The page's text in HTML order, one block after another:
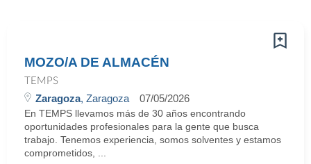
MOZO/A DE ALMACÉN
TEMPS
Zaragoza, Zaragoza 07/05/2026
En TEMPS llevamos más de 30 años encontrando
oportunidades profesionales para la gente que busca
trabajo. Tenemos experiencia, somos solventes y estamos
comprometidos, ...